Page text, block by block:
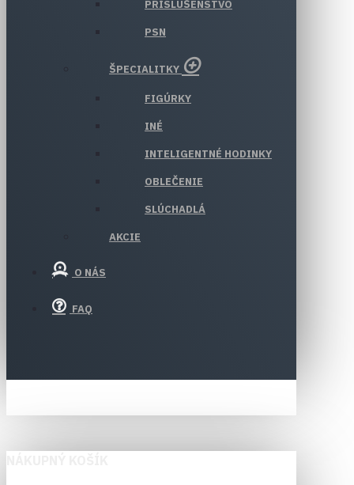
PRÍSLUŠENSTVO
PSN
ŠPECIALITKY
FIGÚRKY
INÉ
INTELIGENTNÉ HODINKY
OBLEČENIE
SLÚCHADLÁ
AKCIE
O NÁS
FAQ